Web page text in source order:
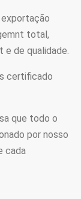
total,
de qualidade.
certificado
que todo o
por nosso
cada